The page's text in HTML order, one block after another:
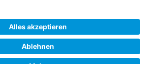
Datenschutzerklärung